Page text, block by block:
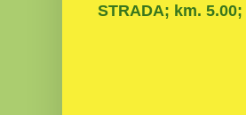
STRADA; km.